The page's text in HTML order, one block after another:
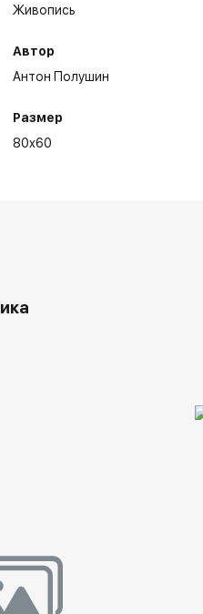
Живопись
Автор
Антон Полушин
Размер
80x60